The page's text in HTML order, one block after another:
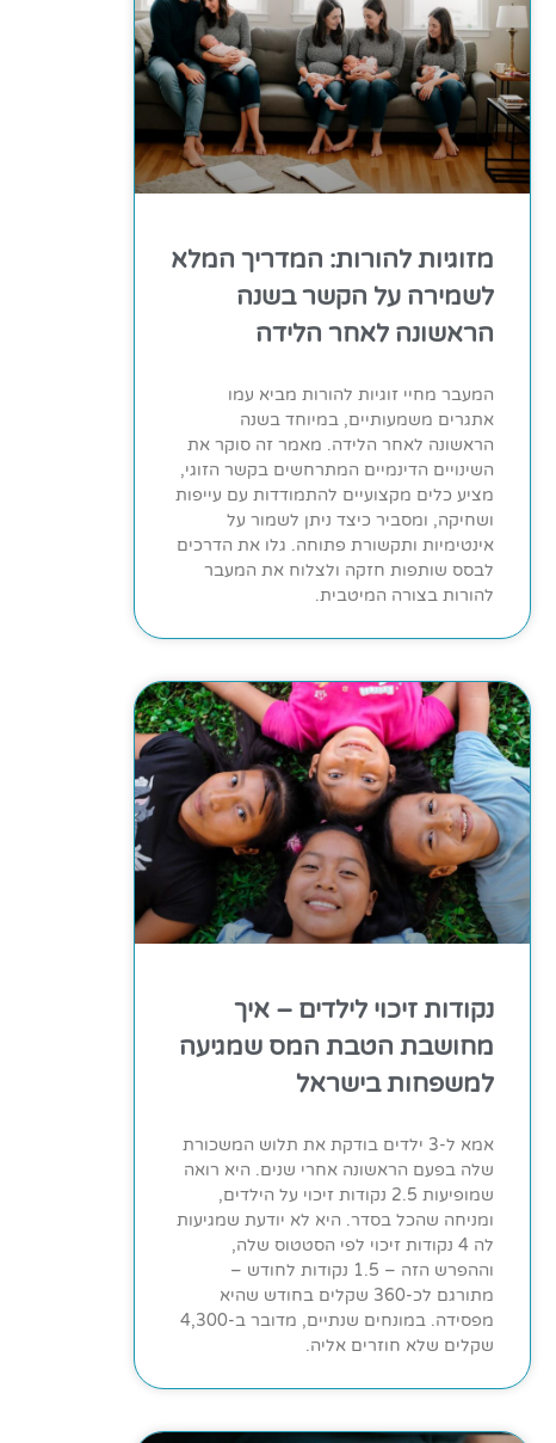
מזוגיות להורות: המדריך המלא
לשמירה על הקשר בשנה
הראשונה לאחר הלידה
המעבר מחיי זוגיות להורות מביא עמו
אתגרים משמעותיים, במיוחד בשנה
הראשונה לאחר הלידה. מאמר זה סוקר את
השינויים הדינמיים המתרחשים בקשר הזוגי,
מציע כלים מקצועיים להתמודדות עם עייפות
ושחיקה, ומסביר כיצד ניתן לשמור על
אינטימיות ותקשורת פתוחה. גלו את הדרכים
לבסס שותפות חזקה ולצלוח את המעבר
להורות בצורה המיטבית.
נקודות זיכוי לילדים – איך
מחושבת הטבת המס שמגיעה
למשפחות בישראל
אמא ל-3 ילדים בודקת את תלוש המשכורת
שלה בפעם הראשונה אחרי שנים. היא רואה
שמופיעות 2.5 נקודות זיכוי על הילדים,
ומניחה שהכל בסדר. היא לא יודעת שמגיעות
לה 4 נקודות זיכוי לפי הסטטוס שלה,
וההפרש הזה – 1.5 נקודות לחודש –
מתורגם לכ-360 שקלים בחודש שהיא
מפסידה. במונחים שנתיים, מדובר ב-4,300
שקלים שלא חוזרים אליה.